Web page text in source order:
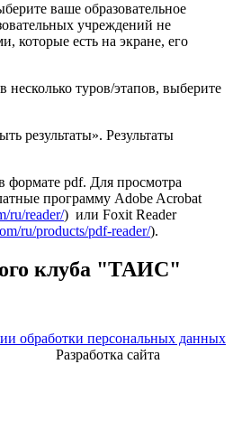
ваше образовательное
учреждений не
которые есть на экране, его
несколько туров/этапов, выберите
результаты». Результаты
формате pdf. Для просмотра
программу Adobe Acrobat
ru/reader/) или Foxit Reader
ru/products/pdf-reader/).
клуба "ТАИС"
обработки персональных данных
Разработка сайта